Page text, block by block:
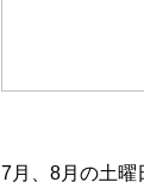
7月、8月の土曜